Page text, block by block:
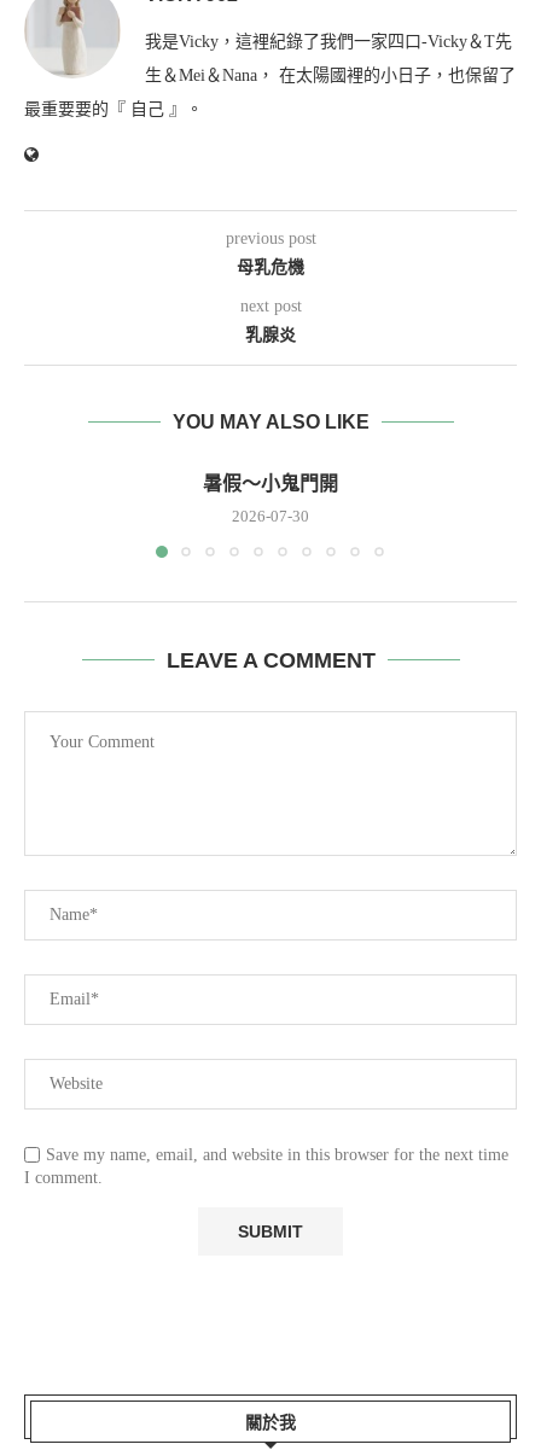
我是Vicky，這裡紀錄了我們一家四口-Vicky＆T先
生＆Mei＆Nana， 在太陽國裡的小日子，也保留了
最重要要的『 自己 』。
previous post
母乳危機
next post
乳腺炎
YOU MAY ALSO LIKE
暑假～小鬼門開
2026-07-30
LEAVE A COMMENT
Save my name, email, and website in this browser for the next time
I comment.
關於我